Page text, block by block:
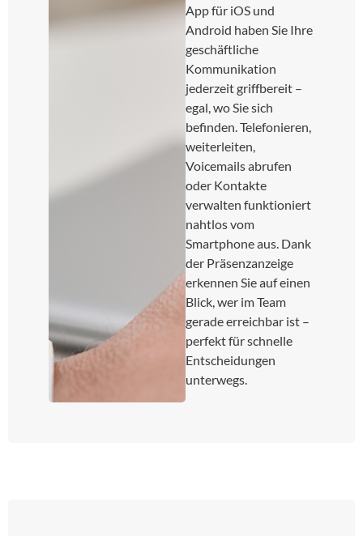
App für iOS und
Android haben Sie Ihre
geschäftliche
Kommunikation
jederzeit griffbereit –
egal, wo Sie sich
befinden. Telefonieren,
weiterleiten,
Voicemails abrufen
oder Kontakte
verwalten funktioniert
nahtlos vom
Smartphone aus. Dank
der Präsenzanzeige
erkennen Sie auf einen
Blick, wer im Team
gerade erreichbar ist –
perfekt für schnelle
Entscheidungen
unterwegs.